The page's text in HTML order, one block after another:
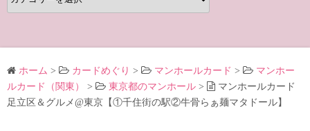
テ
リ
ー ホーム > カードめぐり > マンホールカード >
マンホー
ルカード（関東）
> 東京都のマンホール >
マンホールカード
足立区＆グルメ@東京【①千住街の駅②牛骨らぁ麺マタドール】